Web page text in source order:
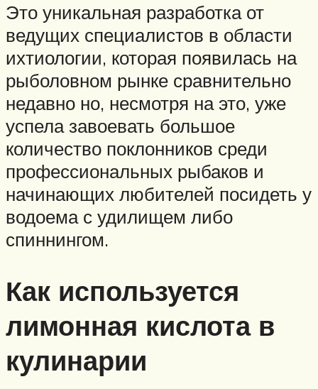
Это уникальная разработка от
ведущих специалистов в области
ихтиологии, которая появилась на
рыболовном рынке сравнительно
недавно но, несмотря на это, уже
успела завоевать большое
количество поклонников среди
профессиональных рыбаков и
начинающих любителей посидеть у
водоема с удилищем либо
спиннингом.
Как используется
лимонная кислота в
кулинарии